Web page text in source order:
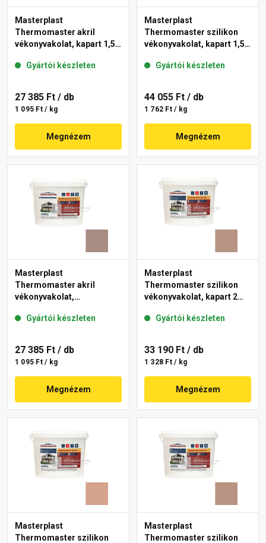
Masterplast
Thermomaster akril
vékonyvakolat, kapart 1,5
Gyártói készleten
27 385 Ft / db
1 095 Ft / kg
Megnézem
Masterplast
Thermomaster szilikon
vékonyvakolat, kapart 1,5
Gyártói készleten
44 055 Ft / db
1 762 Ft / kg
Megnézem
Masterplast
Thermomaster akril
vékonyvakolat,
14-C 25 kg
Gyártói készleten
27 385 Ft / db
1 095 Ft / kg
Megnézem
Masterplast
Thermomaster szilikon
vékonyvakolat, kapart 2
Gyártói készleten
33 190 Ft / db
1 328 Ft / kg
Megnézem
Masterplast
Thermomaster szilikon
Masterplast
Thermomaster szilikon